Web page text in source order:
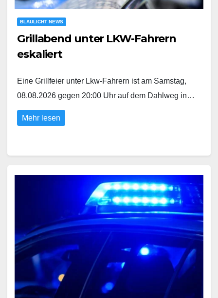
BLAULICHT NEWS
Grillabend unter LKW-Fahrern
eskaliert
Eine Grillfeier unter Lkw-Fahrern ist am Samstag,
08.08.2026 gegen 20:00 Uhr auf dem Dahlweg in…
Mehr lesen